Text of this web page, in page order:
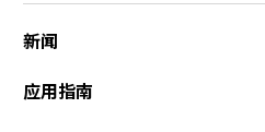
新闻
应用指南